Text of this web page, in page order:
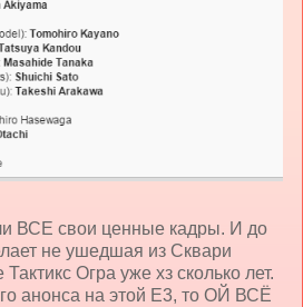
ВСЕ свои ценные кадры. И до
не ушедшая из Сквари
Огра уже хз сколько лет.
анонса на этой Е3, то ОЙ ВСЁ